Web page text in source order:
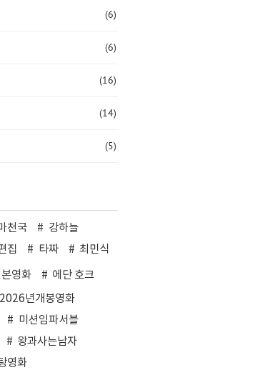
(6)
(6)
(16)
(14)
(5)
천국
강하늘
집 타짜 최민식
영화
에단 호크
2026년개봉영화
미션임파서블
왕과사는남자
영화